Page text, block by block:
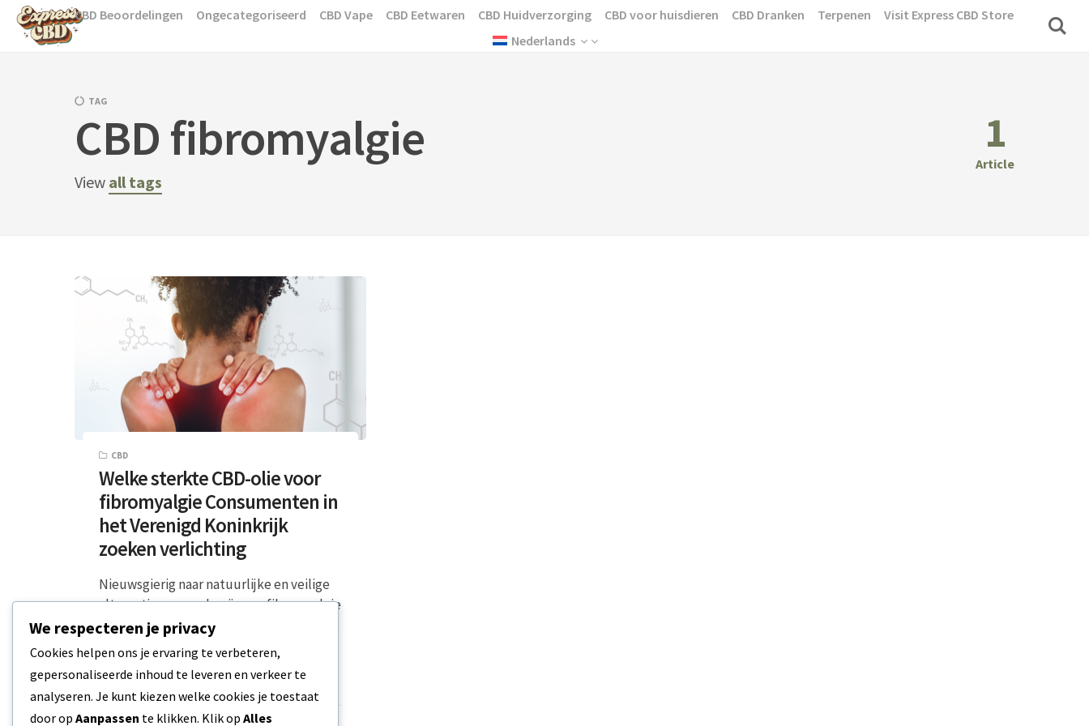
Skip
CBD Beoordelingen Ongecategoriseerd CBD Vape CBD Eetwaren CBD Huidverzorging CBD voor huisdieren CBD Dranken Terpenen
Visit Express CBD Store
Nederlands
TAG
CBD fibromyalgie
View all tags
1
Article
CBD
Welke sterkte CBD-olie voor
fibromyalgie Consumenten in
het Verenigd Koninkrijk
zoeken verlichting
Nieuwsgierig naar natuurlijke en veilige
alternatieven om de pijn van fibromyalgie
te beheersen? CBD kan je snel verlichting
geven! Het…
We respecteren je privacy
Cookies helpen ons je ervaring te verbeteren,
gepersonaliseerde inhoud te leveren en verkeer te
analyseren. Je kunt kiezen welke cookies je toestaat
door op Aanpassen te klikken. Klik op Alles